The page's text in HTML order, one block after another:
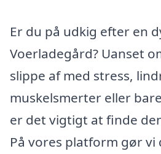
Er du på udkig efter en
Voerladegård? Uanset
slippe af med stress,
muskelsmerter eller
er det vigtigt at finde
På vores platform gør vi